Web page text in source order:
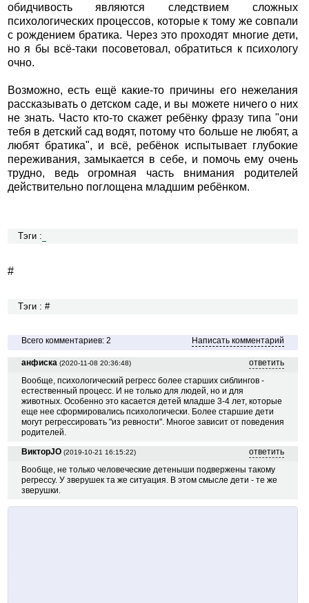
обидчивость являются следствием сложных
психологических процессов, которые к тому же совпали
с рождением братика. Через это проходят многие дети,
но я бы всё-таки посоветовал, обратиться к психологу
очно.
Возможно, есть ещё какие-то причины его нежелания
рассказывать о детском саде, и вы можете ничего о них
не знать. Часто кто-то скажет ребёнку фразу типа "они
тебя в детский сад водят, потому что больше не любят, а
любят братика", и всё, ребёнок испытывает глубокие
переживания, замыкается в себе, и помочь ему очень
трудно, ведь огромная часть внимания родителей
действительно поглощена младшим ребёнком.
Тэги :
#
Тэги : #
Всего комментариев: 2 Написать комментарий
анфиска (2020-11-08 20:36:48)
ответить
Вообще, психологический регресс более старших сиблингов -
естественный процесс. И не только для людей, но и для
животных. Особенно это касается детей младше 3-4 лет, которые
еще нее сформировались психологически. Более старшие дети
могут регрессировать "из ревности". Многое зависит от поведения
родителей.
ВикторJO (2019-10-21 16:15:22)
ответить
Вообще, не только человеческие детеныши подвержены такому
регрессу. У зверушек та же ситуация. В этом смысле дети - те же
зверушки.